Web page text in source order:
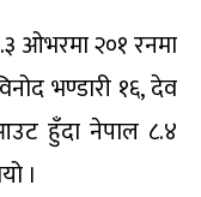
ओभरमा २०१ रनमा
भण्डारी १६, देव
हुँदा नेपाल ८.४
।